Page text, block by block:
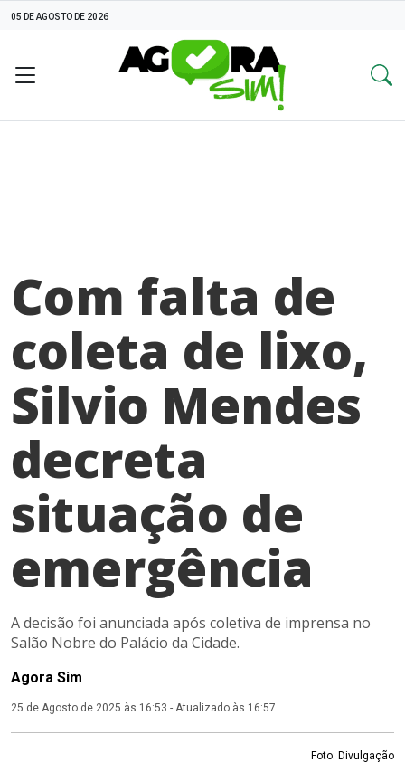
05 DE AGOSTO DE 2026
Com falta de
coleta de lixo,
Silvio Mendes
decreta
situação de
emergência
A decisão foi anunciada após coletiva de imprensa no
Salão Nobre do Palácio da Cidade.
Agora Sim
25 de Agosto de 2025 às 16:53 - Atualizado às 16:57
Foto: Divulgação